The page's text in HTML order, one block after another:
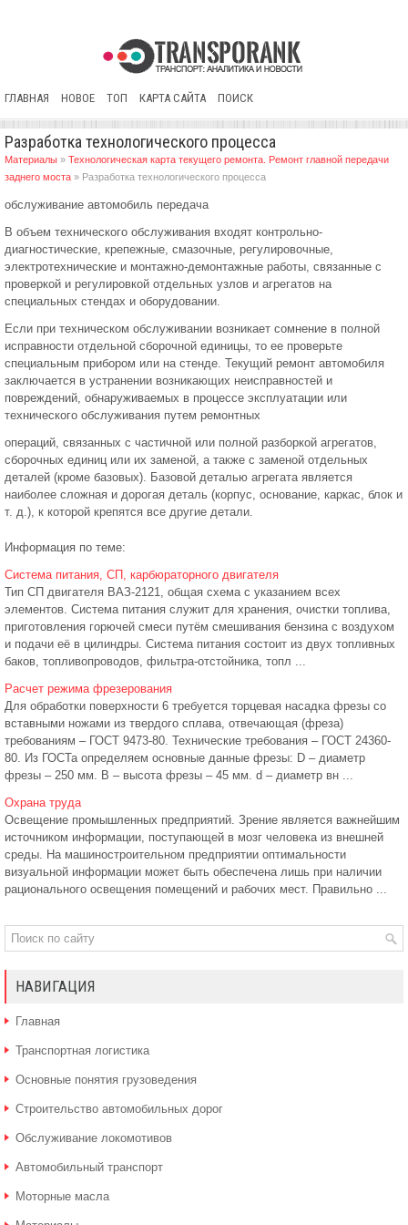
ГЛАВНАЯ НОВОЕ ТОП КАРТА САЙТА ПОИСК
Разработка технологического процесса
Материалы » Технологическая карта текущего ремонта. Ремонт главной передачи
заднего моста » Разработка технологического процесса
обслуживание автомобиль передача
В объем технического обслуживания входят контрольно-
диагностические, крепежные, смазочные, регулировочные,
электротехнические и монтажно-демонтажные работы, связанные с
проверкой и регулировкой отдельных узлов и агрегатов на
специальных стендах и оборудовании.
Если при техническом обслуживании возникает сомнение в полной
исправности отдельной сборочной единицы, то ее проверьте
специальным прибором или на стенде. Текущий ремонт автомобиля
заключается в устранении возникающих неисправностей и
повреждений, обнаруживаемых в процессе эксплуатации или
технического обслуживания путем ремонтных
операций, связанных с частичной или полной разборкой агрегатов,
сборочных единиц или их заменой, а также с заменой отдельных
деталей (кроме базовых). Базовой деталью агрегата является
наиболее сложная и дорогая деталь (корпус, основание, каркас, блок и
т. д.), к которой крепятся все другие детали.
Информация по теме:
Система питания, СП, карбюраторного двигателя
Тип СП двигателя ВАЗ-2121, общая схема с указанием всех
элементов. Система питания служит для хранения, очистки топлива,
приготовления горючей смеси путём смешивания бензина с воздухом
и подачи её в цилиндры. Система питания состоит из двух топливных
баков, топливопроводов, фильтра-отстойника, топл ...
Расчет режима фрезерования
Для обработки поверхности 6 требуется торцевая насадка фрезы со
вставными ножами из твердого сплава, отвечающая (фреза)
требованиям – ГОСТ 9473-80. Технические требования – ГОСТ 24360-
80. Из ГОСТа определяем основные данные фрезы: D – диаметр
фрезы – 250 мм. B – высота фрезы – 45 мм. d – диаметр вн ...
Охрана труда
Освещение промышленных предприятий. Зрение является важнейшим
источником информации, поступающей в мозг человека из внешней
среды. На машиностроительном предприятии оптимальности
визуальной информации может быть обеспечена лишь при наличии
рационального освещения помещений и рабочих мест. Правильно ...
НАВИГАЦИЯ
Главная
Транспортная логистика
Основные понятия грузоведения
Строительство автомобильных дорог
Обслуживание локомотивов
Автомобильный транспорт
Моторные масла